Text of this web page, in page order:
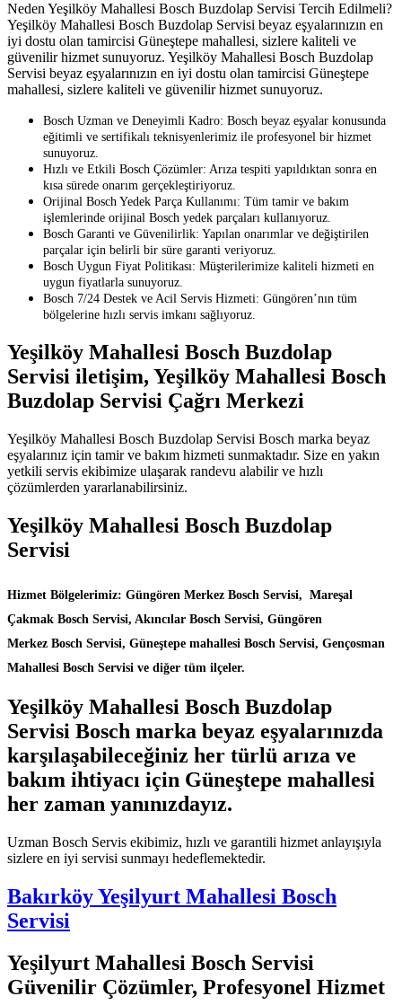
Neden Yeşilköy Mahallesi Bosch Buzdolap Servisi Tercih Edilmeli?
Yeşilköy Mahallesi Bosch Buzdolap Servisi beyaz eşyalarınızın en
iyi dostu olan tamircisi Güneştepe mahallesi, sizlere kaliteli ve
güvenilir hizmet sunuyoruz. Yeşilköy Mahallesi Bosch Buzdolap
Servisi beyaz eşyalarınızın en iyi dostu olan tamircisi Güneştepe
mahallesi, sizlere kaliteli ve güvenilir hizmet sunuyoruz.
Bosch Uzman ve Deneyimli Kadro: Bosch beyaz eşyalar konusunda
eğitimli ve sertifikalı teknisyenlerimiz ile profesyonel bir hizmet
sunuyoruz.
Hızlı ve Etkili Bosch Çözümler: Arıza tespiti yapıldıktan sonra en
kısa sürede onarım gerçekleştiriyoruz.
Orijinal Bosch Yedek Parça Kullanımı: Tüm tamir ve bakım
işlemlerinde orijinal Bosch yedek parçaları kullanıyoruz.
Bosch Garanti ve Güvenilirlik: Yapılan onarımlar ve değiştirilen
parçalar için belirli bir süre garanti veriyoruz.
Bosch Uygun Fiyat Politikası: Müşterilerimize kaliteli hizmeti en
uygun fiyatlarla sunuyoruz.
Bosch 7/24 Destek ve Acil Servis Hizmeti: Güngören’nın tüm
bölgelerine hızlı servis imkanı sağlıyoruz.
Yeşilköy Mahallesi Bosch Buzdolap
Servisi iletişim, Yeşilköy Mahallesi Bosch
Buzdolap Servisi Çağrı Merkezi
Yeşilköy Mahallesi Bosch Buzdolap Servisi Bosch marka beyaz
eşyalarınız için tamir ve bakım hizmeti sunmaktadır. Size en yakın
yetkili servis ekibimize ulaşarak randevu alabilir ve hızlı
çözümlerden yararlanabilirsiniz.
Yeşilköy Mahallesi Bosch Buzdolap
Servisi
Hizmet Bölgelerimiz: Güngören Merkez Bosch Servisi, Mareşal
Çakmak Bosch Servisi, Akıncılar Bosch Servisi, Güngören
Merkez Bosch Servisi, Güneştepe mahallesi Bosch Servisi, Gençosman
Mahallesi Bosch Servisi ve diğer tüm ilçeler.
Yeşilköy Mahallesi Bosch Buzdolap
Servisi Bosch marka beyaz eşyalarınızda
karşılaşabileceğiniz her türlü arıza ve
bakım ihtiyacı için Güneştepe mahallesi
her zaman yanınızdayız.
Uzman Bosch Servis ekibimiz, hızlı ve garantili hizmet anlayışıyla
sizlere en iyi servisi sunmayı hedeflemektedir.
Bakırköy Yeşilyurt Mahallesi Bosch
Servisi
Yeşilyurt Mahallesi Bosch Servisi
Güvenilir Çözümler, Profesyonel Hizmet